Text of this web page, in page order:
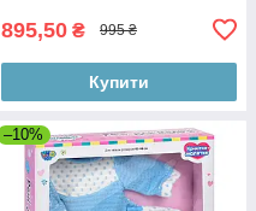
895,50 ₴ 995 ₴
Купити
–10%